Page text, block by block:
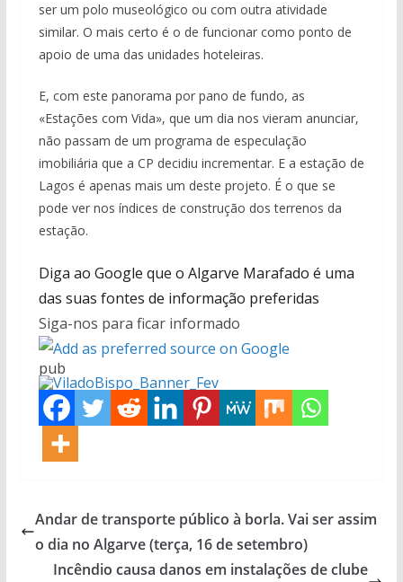
ser um polo museológico ou com outra atividade
similar. O mais certo é o de funcionar como ponto de
apoio de uma das unidades hoteleiras.
E, com este panorama por pano de fundo, as
«Estações com Vida», que um dia nos vieram anunciar,
não passam de um programa de especulação
imobiliária que a CP decidiu incrementar. E a estação de
Lagos é apenas mais um deste projeto. É o que se
pode ver nos índices de construção dos terrenos da
estação.
Diga ao Google que o Algarve Marafado é uma
das suas fontes de informação preferidas
Siga-nos para ficar informado
pub
Andar de transporte público à borla. Vai ser assim
o dia no Algarve (terça, 16 de setembro)
Incêndio causa danos em instalações de clube